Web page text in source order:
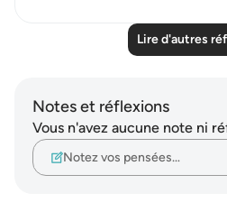
Lire d'autres
Notes et réflexions
Vous n'avez aucune note ni
Notez vos pensées…